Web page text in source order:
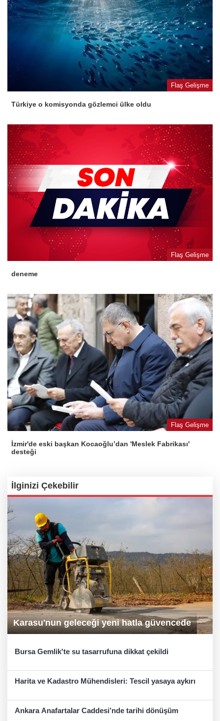
Flaş Gelişme
Türkiye o komisyonda gözlemci ülke oldu
Flaş Gelişme
deneme
Flaş Gelişme
İzmir'de eski başkan Kocaoğlu’dan 'Meslek Fabrikası'
desteği
İlginizi Çekebilir
Karasu'nun geleceği yeni hatla güvencede
Bursa Gemlik'te su tasarrufuna dikkat çekildi
Harita ve Kadastro Mühendisleri: Tescil yasaya aykırı
Ankara Anafartalar Caddesi’nde tarihi dönüşüm